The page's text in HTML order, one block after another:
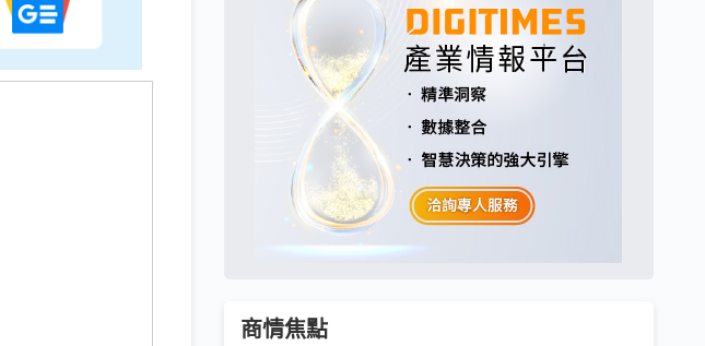
商情焦點